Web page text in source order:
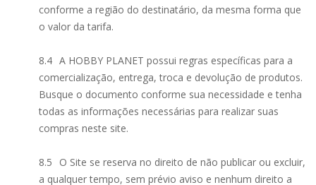
conforme a região do destinatário, da mesma forma que
o valor da tarifa.
8.4 A HOBBY PLANET possui regras específicas para a
comercialização, entrega, troca e devolução de produtos.
Busque o documento conforme sua necessidade e tenha
todas as informações necessárias para realizar suas
compras neste site.
8.5
O Site se reserva no direito de não publicar ou excluir,
a qualquer tempo, sem prévio aviso e nenhum direito a